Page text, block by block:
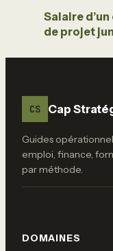
Salaire
de projet
réelles et
CS Cap
Guides
emploi, finance,
par méthode.
DOMAINES